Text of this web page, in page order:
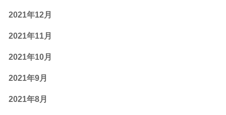
2021年12月
2021年11月
2021年10月
2021年9月
2021年8月